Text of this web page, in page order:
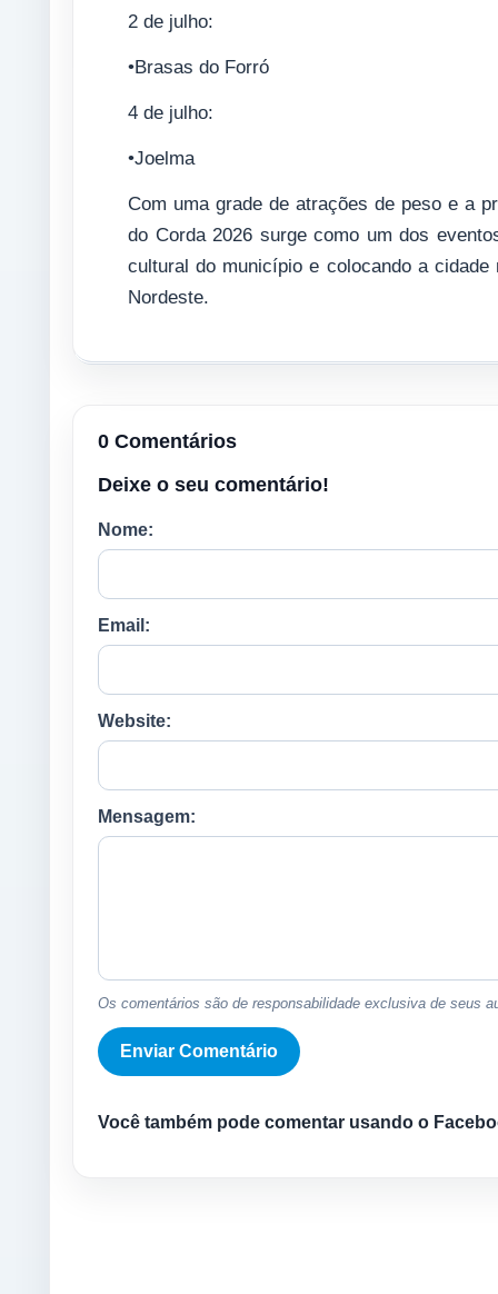
2 de julho:
•Brasas do Forró
4 de julho:
•Joelma
Com uma grade de atrações de peso e a
do Corda 2026 surge como um dos
cultural do município e colocando a
Nordeste.
0 Comentários
Deixe o seu comentário!
Nome:
Email:
Website:
Mensagem:
Os comentários são de responsabilidade exclusiva de seus
Você também pode comentar usando o